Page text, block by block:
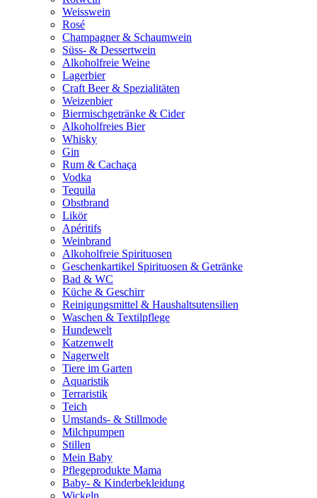
Weisswein
Rosé
Champagner & Schaumwein
Süss- & Dessertwein
Alkoholfreie Weine
Lagerbier
Craft Beer & Spezialitäten
Weizenbier
Biermischgetränke & Cider
Alkoholfreies Bier
Whisky
Gin
Rum & Cachaça
Vodka
Tequila
Obstbrand
Likör
Apéritifs
Weinbrand
Alkoholfreie Spirituosen
Geschenkartikel Spirituosen & Getränke
Bad & WC
Küche & Geschirr
Reinigungsmittel & Haushaltsutensilien
Waschen & Textilpflege
Hundewelt
Katzenwelt
Nagerwelt
Tiere im Garten
Aquaristik
Terraristik
Teich
Umstands- & Stillmode
Milchpumpen
Stillen
Mein Baby
Pflegeprodukte Mama
Baby- & Kinderbekleidung
Wickeln